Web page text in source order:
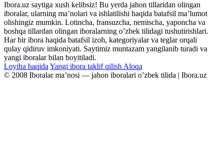
Ibora.uz saytiga xush kelibsiz! Bu yerda jahon tillaridan olingan
iboralar, ularning maʼnolari va ishlatilishi haqida batafsil maʼlumot
olishingiz mumkin. Lotincha, fransuzcha, nemischa, yaponcha va
boshqa tillardan olingan iboralarning oʼzbek tilidagi tushutirishlari.
Har bir ibora haqida batafsil izoh, kategoriyalar va teglar orqali
qulay qidiruv imkoniyati. Saytimiz muntazam yangilanib turadi va
yangi iboralar bilan boyitiladi.
Loyiha haqidaYangi ibora taklif qilishAloqa
© 2008 Iboralar maʼnosi — jahon iboralari oʼzbek tilida | Ibora.uz